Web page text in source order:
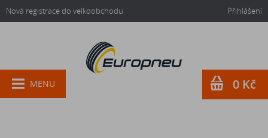
Nová registrace do velkoobchodu Přihlášení
MENU 0 Kč